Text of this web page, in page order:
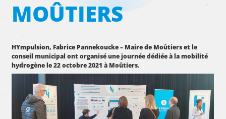
PROJET ZEV
ACTIONNAIRES ET PARTENAIRES
Les subventions
d’hydrogène
MOÛTIERS
HYmpulsion, Fabrice Pannekoucke – Maire de Moûtiers et le
conseil municipal ont organisé une journée dédiée à la mobilité
hydrogène le 22 octobre 2021 à Moûtiers.